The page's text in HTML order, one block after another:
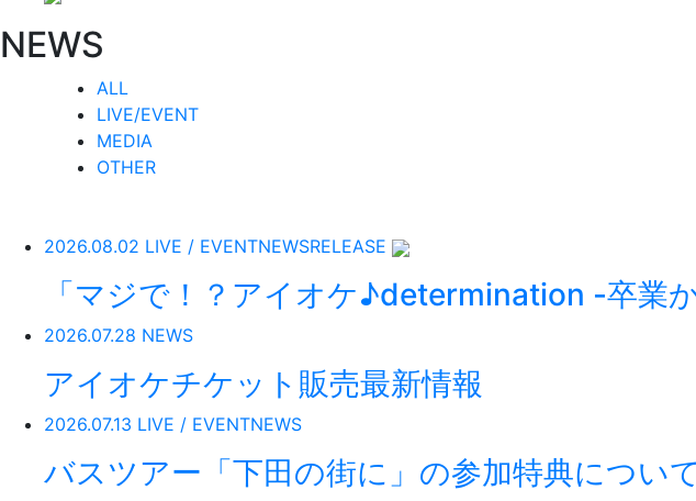
NEWS
ALL
LIVE/EVENT
MEDIA
OTHER
2026.08.02 LIVE / EVENTNEWSRELEASE
「マジで！？アイオケ♪determination -卒業
2026.07.28 NEWS
アイオケチケット販売最新情報
2026.07.13 LIVE / EVENTNEWS
バスツアー「下田の街に」の参加特典について